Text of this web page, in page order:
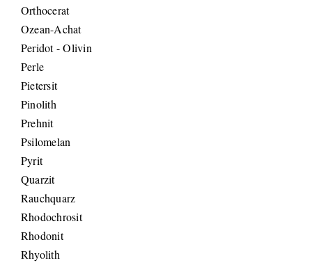
Orthocerat
Ozean-Achat
Peridot - Olivin
Perle
Pietersit
Pinolith
Prehnit
Psilomelan
Pyrit
Quarzit
Rauchquarz
Rhodochrosit
Rhodonit
Rhyolith